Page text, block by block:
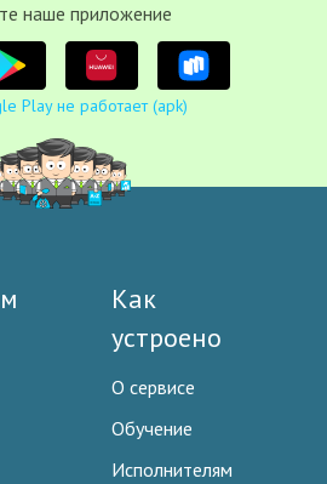
наше приложение
Play не работает (apk)
Как
устроено
О сервисе
Обучение
Исполнителям